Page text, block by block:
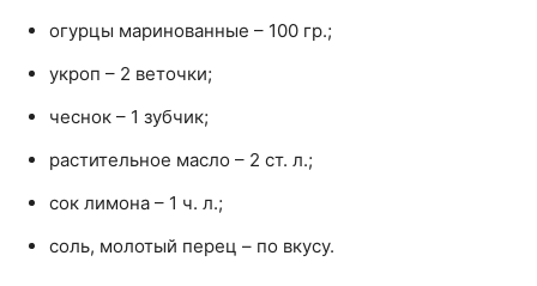
огурцы маринованные – 100 гр.;
укроп – 2 веточки;
чеснок – 1 зубчик;
растительное масло – 2 ст. л.;
сок лимона – 1 ч. л.;
соль, молотый перец – по вкусу.